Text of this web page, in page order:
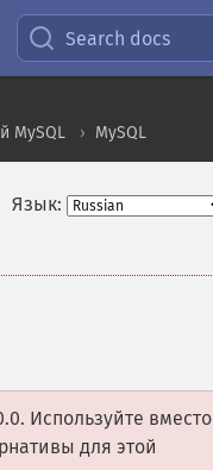
Search docs
MySQL MySQL
Язык:
Используйте вместо
для этой